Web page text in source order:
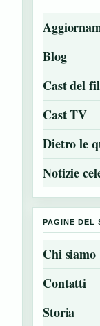
Blog
Cast del
Cast TV
Dietro le
Notizie
PAGINE DEL
Chi siamo
Contatti
Storia